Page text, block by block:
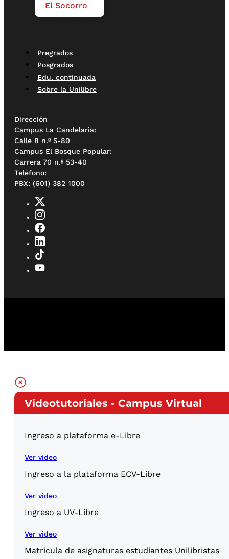
El Socorro
Pregrados
Posgrados
Edu. continuada
Sobre la Unilibre
Dirección
Campus La Candelaria:
Calle 8 n.º 5-80
Campus El Bosque Popular:
Carrera 70 n.º 53-40
Teléfono:
PBX: (601) 382 1000
Videotutoriales - Campus Virtual
Ingreso a plataforma e-Libre
Ver video
Ingreso a la plataforma ECV-Libre
Ver video
Ingreso a UV-Libre
Ver video
Matricula de asignaturas estudiantes Unilibristas